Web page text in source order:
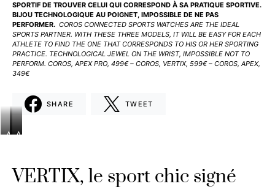
SPORTIF DE TROUVER CELUI QUI CORRESPOND À SA PRATIQUE SPORTIVE.
BIJOU TECHNOLOGIQUE AU POIGNET, IMPOSSIBLE DE NE PAS
PERFORMER. COROS CONNECTED SPORTS WATCHES ARE THE IDEAL
SPORTS PARTNER. WITH THESE THREE MODELS, IT WILL BE EASY FOR EACH
ATHLETE TO FIND THE ONE THAT CORRESPONDS TO HIS OR HER SPORTING
PRACTICE. TECHNOLOGICAL JEWEL ON THE WRIST, IMPOSSIBLE NOT TO
PERFORM. COROS, APEX PRO, 499€ – COROS, VERTIX, 599€ – COROS, APEX,
349€
SHARE TWEET
APEX_46mm_BLACK_FACE_349,00€
APEX_46mm_WHITE_FACE_349,00€
APEX
VERTIX, le sport chic signé